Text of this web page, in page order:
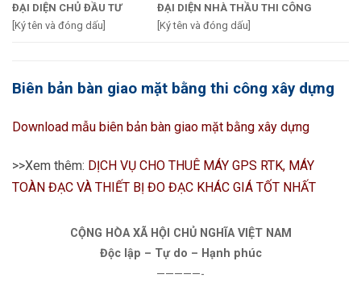
ĐẠI DIỆN CHỦ ĐẦU TƯ
[Ký tên và đóng dấu]
ĐẠI DIỆN NHÀ THẦU THI CÔNG
[Ký tên và đóng dấu]
Biên bản bàn giao mặt bằng thi công xây dựng
Download mẫu biên bản bàn giao mặt bằng xây dựng
>>Xem thêm: DỊCH VỤ CHO THUÊ MÁY GPS RTK, MÁY
TOÀN ĐẠC VÀ THIẾT BỊ ĐO ĐẠC KHÁC GIÁ TỐT NHẤT
CỘNG HÒA XÃ HỘI CHỦ NGHĨA VIỆT NAM
Độc lập – Tự do – Hạnh phúc
—————-